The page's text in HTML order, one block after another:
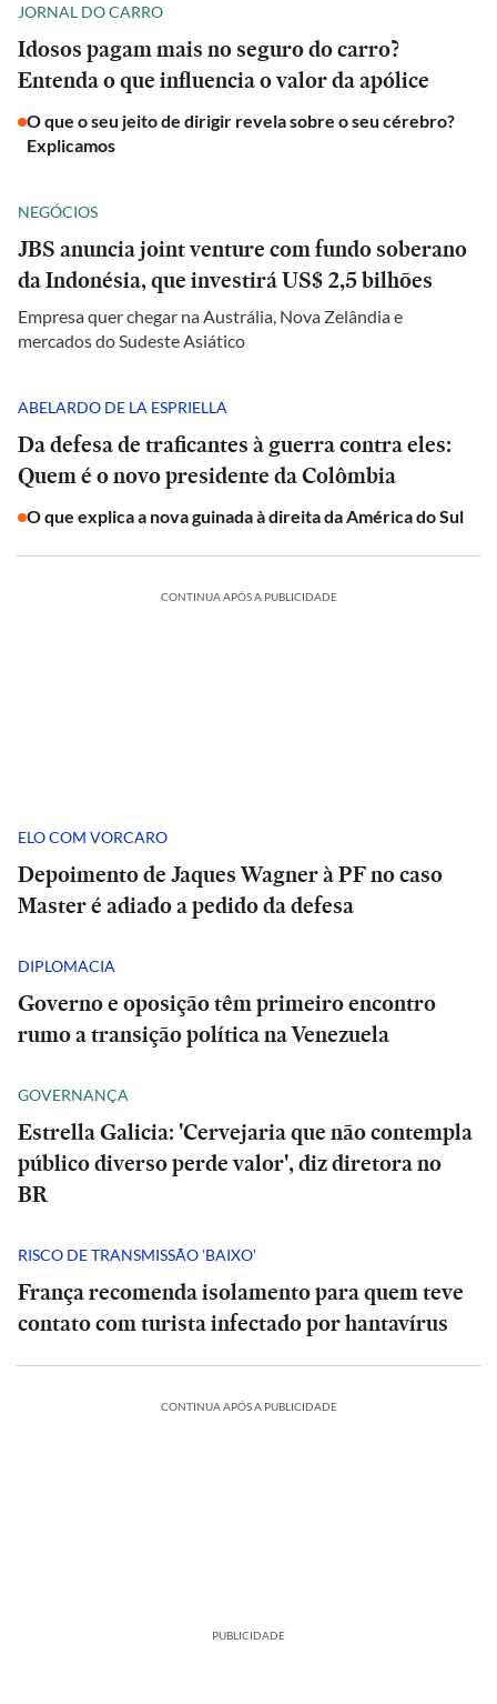
JORNAL DO CARRO
Idosos pagam mais no seguro do carro?
Entenda o que influencia o valor da apólice
O que o seu jeito de dirigir revela sobre o seu cérebro?
Explicamos
NEGÓCIOS
JBS anuncia joint venture com fundo soberano
da Indonésia, que investirá US$ 2,5 bilhões
Empresa quer chegar na Austrália, Nova Zelândia e
mercados do Sudeste Asiático
ABELARDO DE LA ESPRIELLA
Da defesa de traficantes à guerra contra eles:
Quem é o novo presidente da Colômbia
O que explica a nova guinada à direita da América do Sul
CONTINUA APÓS A PUBLICIDADE
ELO COM VORCARO
Depoimento de Jaques Wagner à PF no caso
Master é adiado a pedido da defesa
DIPLOMACIA
Governo e oposição têm primeiro encontro
rumo a transição política na Venezuela
GOVERNANÇA
Estrella Galicia: 'Cervejaria que não contempla
público diverso perde valor', diz diretora no
BR
RISCO DE TRANSMISSÃO 'BAIXO'
França recomenda isolamento para quem teve
contato com turista infectado por hantavírus
CONTINUA APÓS A PUBLICIDADE
PUBLICIDADE